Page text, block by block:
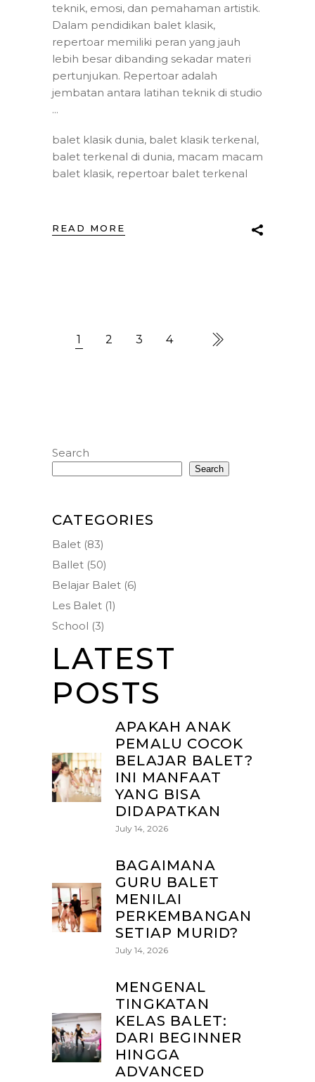
teknik, emosi, dan pemahaman artistik.
Dalam pendidikan balet klasik,
repertoar memiliki peran yang jauh
lebih besar dibanding sekadar materi
pertunjukan. Repertoar adalah
jembatan antara latihan teknik di studio
balet klasik dunia, balet klasik terkenal,
balet terkenal di dunia, macam macam
balet klasik, repertoar balet terkenal
READ MORE
1 2 3 4
Search
Search
CATEGORIES
Balet (83)
Ballet (50)
Belajar Balet (6)
Les Balet (1)
School (3)
LATEST
POSTS
APAKAH ANAK
PEMALU COCOK
BELAJAR BALET?
INI MANFAAT
YANG BISA
DIDAPATKAN
July 14, 2026
BAGAIMANA
GURU BALET
MENILAI
PERKEMBANGAN
SETIAP MURID?
July 14, 2026
MENGENAL
TINGKATAN
KELAS BALET:
DARI BEGINNER
HINGGA
ADVANCED